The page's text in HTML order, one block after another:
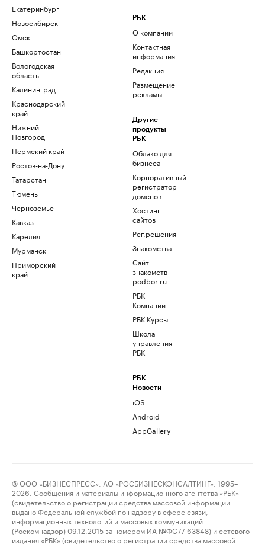
Екатеринбург
Новосибирск
Омск
Башкортостан
Вологодская
область
Калининград
Краснодарский
край
Нижний
Новгород
Пермский край
Ростов-на-Дону
Татарстан
Тюмень
Черноземье
Кавказ
Карелия
Мурманск
Приморский
край
РБК
О компании
Контактная
информация
Редакция
Размещение
рекламы
Другие
продукты
РБК
Облако для
бизнеса
Корпоративный
регистратор
доменов
Хостинг
сайтов
Рег.решения
Знакомства
Сайт
знакомств
podbor.ru
РБК
Компании
РБК Курсы
Школа
управления
РБК
РБК
Новости
iOS
Android
AppGallery
© ООО «БИЗНЕСПРЕСС», АО «РОСБИЗНЕСКОНСАЛТИНГ», 1995–
2026. Сообщения и материалы информационного агентства «РБК»
(свидетельство о регистрации средства массовой информации
выдано Федеральной службой по надзору в сфере связи,
информационных технологий и массовых коммуникаций
(Роскомнадзор) 09.12.2015 за номером ИА №ФС77-63848) и сетевого
издания «РБК» (свидетельство о регистрации средства массовой